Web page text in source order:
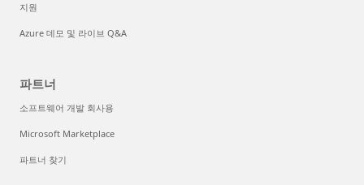
지원
Azure 데모 및 라이브 Q&A
파트너
소프트웨어 개발 회사용
Microsoft Marketplace
파트너 찾기